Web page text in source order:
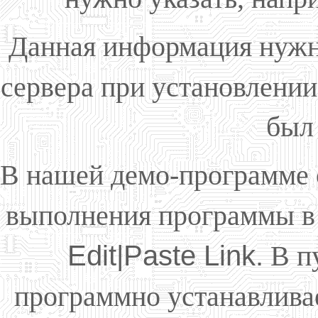
Данная информация
сервера при
был
В нашей демо-программе
выполнения программы
Edit|Paste Link.В
программно